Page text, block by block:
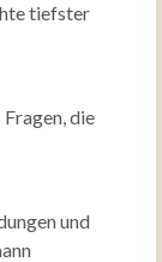
tiefster
die
und